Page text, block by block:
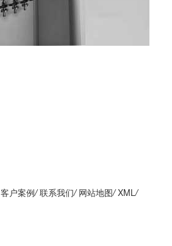
客户案例/ 联系我们/ 网站地图/ XML/